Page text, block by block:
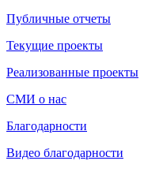
Публичные отчеты
Текущие проекты
Реализованные проекты
СМИ о нас
Благодарности
Видео благодарности